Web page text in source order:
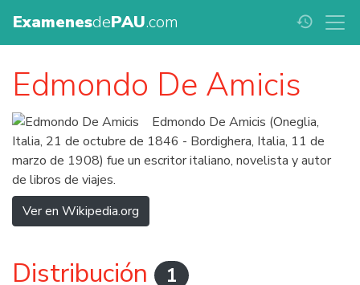
ExamenesdePAU.com history
Edmondo De Amicis
Edmondo De Amicis (Oneglia,
Italia, 21 de octubre de 1846 - Bordighera, Italia, 11 de
marzo de 1908) fue un escritor italiano, novelista y autor
de libros de viajes.
Ver en Wikipedia.org
Distribución 1